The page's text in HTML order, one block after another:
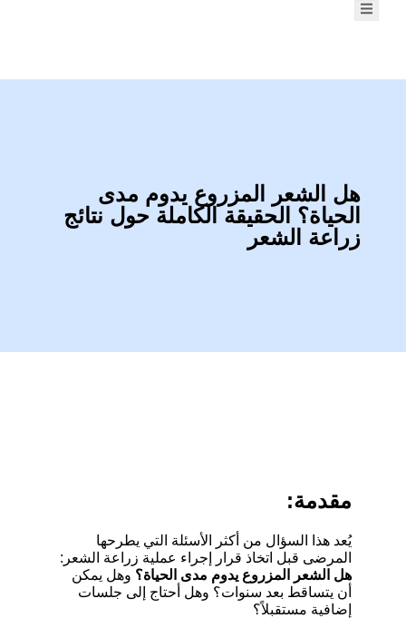
هل الشعر المزروع يدوم مدى
الحياة؟ الحقيقة الكاملة حول نتائج
زراعة الشعر
مقدمة:
يُعد هذا السؤال من أكثر الأسئلة التي يطرحها
المرضى قبل اتخاذ قرار إجراء عملية زراعة الشعر:
هل الشعر المزروع يدوم مدى الحياة؟ وهل يمكن
أن يتساقط بعد سنوات؟ وهل أحتاج إلى جلسات
إضافية مستقبلاً؟